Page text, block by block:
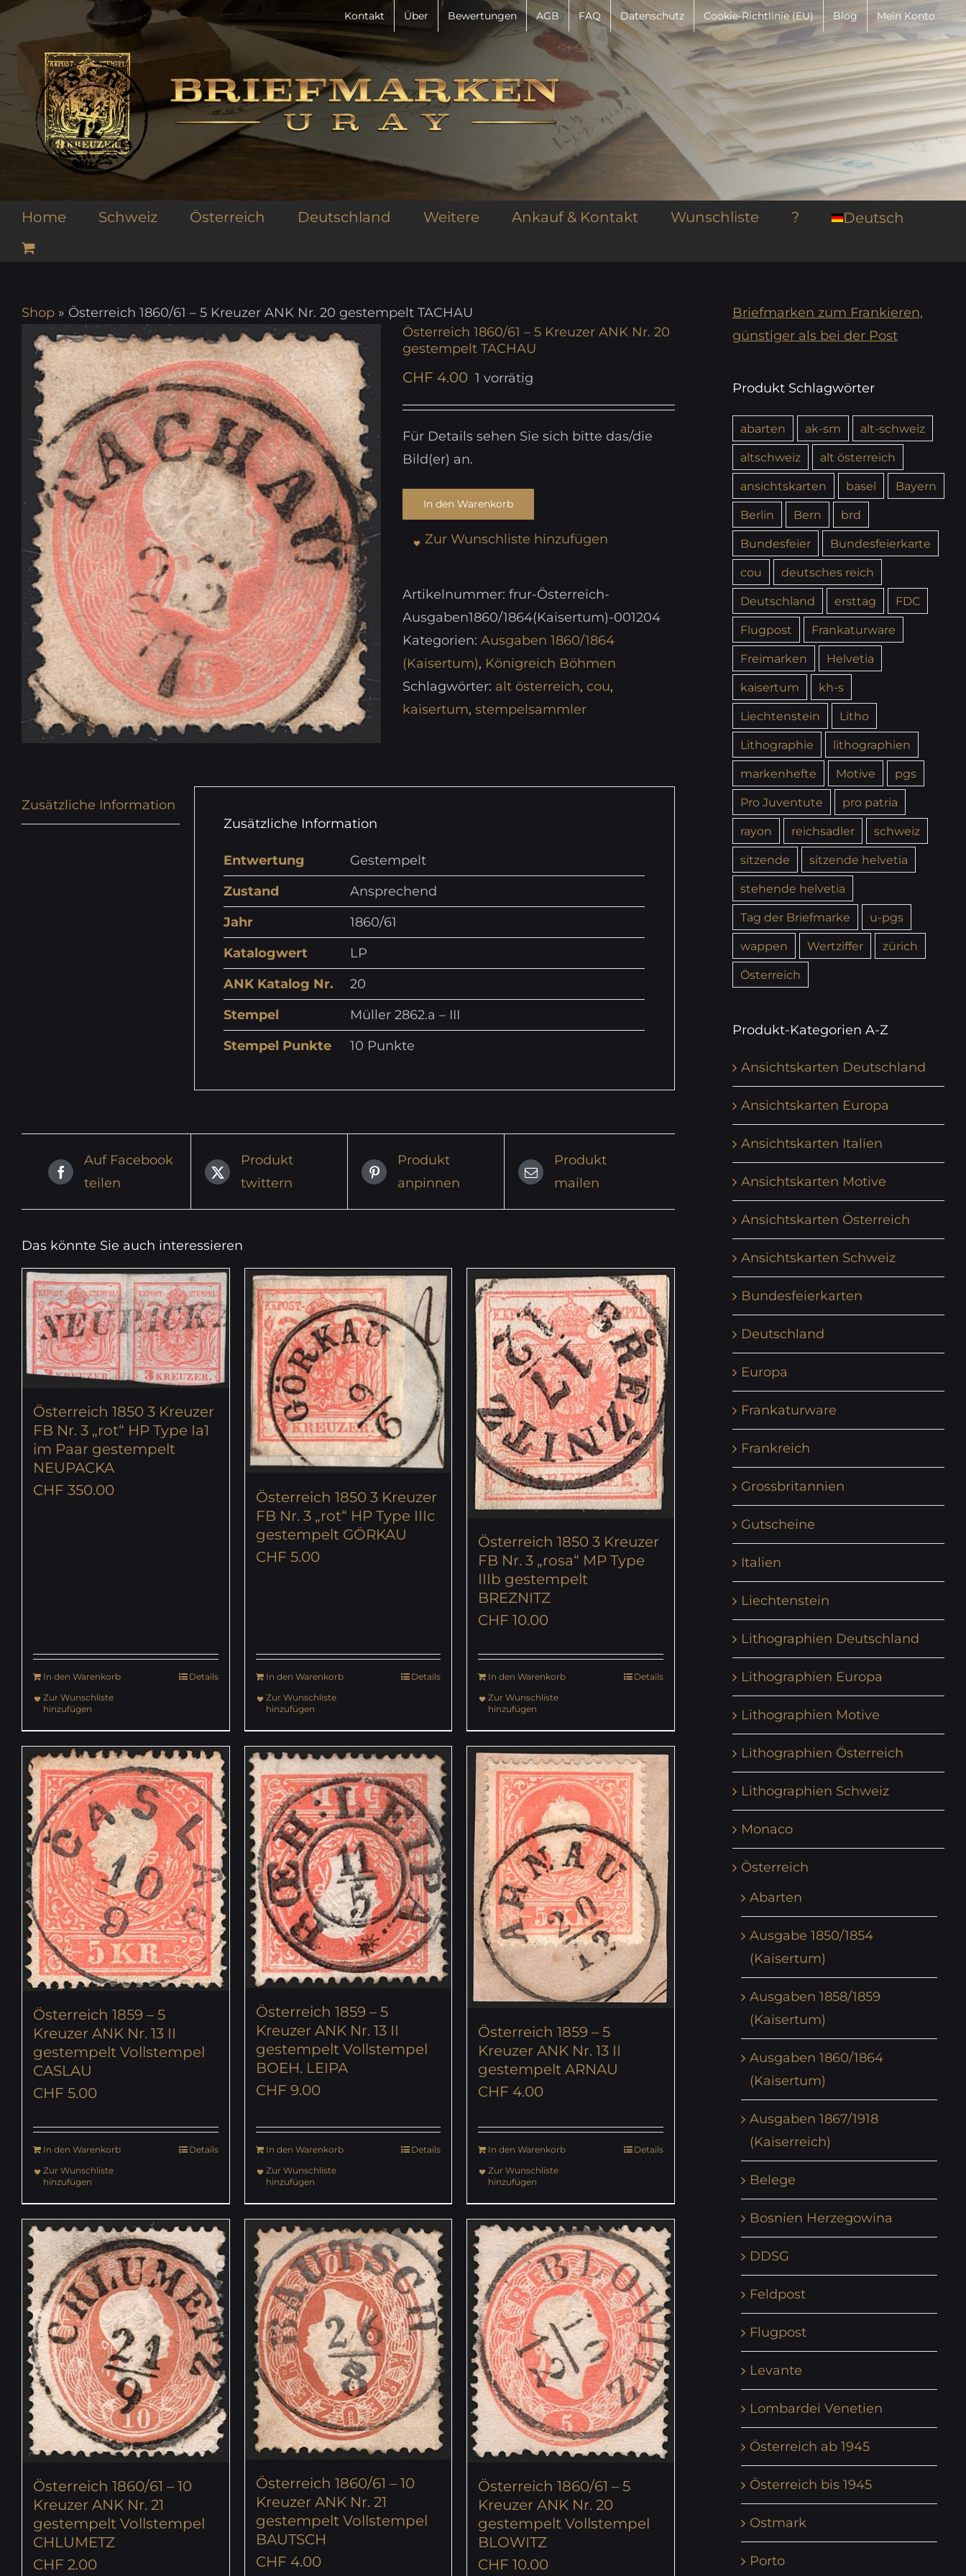
Zum
springen
Kontakt Über Bewertungen AGB FAQ Datenschutz Cookie-Richtlinie (EU) Blog Mein Konto
Home Schweiz Österreich Deutschland Weitere Ankauf & Kontakt Wunschliste ? Deutsch
Shop » Österreich 1860/61 – 5 Kreuzer ANK Nr. 20 gestempelt TACHAU
Österreich 1860/61 – 5 Kreuzer ANK Nr. 20
gestempelt TACHAU
CHF 4.00 1 vorrätig
Für Details sehen Sie sich bitte das/die
Bild(er) an.
In den Warenkorb
Zur Wunschliste hinzufügen
Artikelnummer: frur-Österreich-
Ausgaben1860/1864(Kaisertum)-001204
Kategorien: Ausgaben 1860/1864
(Kaisertum), Königreich Böhmen
Schlagwörter: alt österreich, cou,
kaisertum, stempelsammler
Zusätzliche Information
Zusätzliche Information
Entwertung
Gestempelt
Zustand
Ansprechend
Jahr
1860/61
Katalogwert
LP
ANK Katalog Nr.
20
Stempel
Müller 2862.a – III
Stempel Punkte
10 Punkte
Auf Facebook
teilen
Produkt
twittern
Produkt
anpinnen
Produkt
mailen
Das könnte Sie auch interessieren
Österreich 1850 3 Kreuzer
FB Nr. 3 „rot“ HP Type Ia1
im Paar gestempelt
NEUPACKA
CHF 350.00
In den Warenkorb
Details
Zur Wunschliste
hinzufügen
Österreich 1850 3 Kreuzer
FB Nr. 3 „rot“ HP Type IIIc
gestempelt GÖRKAU
CHF 5.00
In den Warenkorb
Details
Zur Wunschliste
hinzufügen
Österreich 1850 3 Kreuzer
FB Nr. 3 „rosa“ MP Type
IIIb gestempelt
BREZNITZ
CHF 10.00
In den Warenkorb
Details
Zur Wunschliste
hinzufügen
Österreich 1859 – 5
Kreuzer ANK Nr. 13 II
gestempelt Vollstempel
CASLAU
CHF 5.00
In den Warenkorb
Details
Zur Wunschliste
hinzufügen
Österreich 1859 – 5
Kreuzer ANK Nr. 13 II
gestempelt Vollstempel
BOEH. LEIPA
CHF 9.00
In den Warenkorb
Details
Zur Wunschliste
hinzufügen
Österreich 1859 – 5
Kreuzer ANK Nr. 13 II
gestempelt ARNAU
CHF 4.00
In den Warenkorb
Details
Zur Wunschliste
hinzufügen
Österreich 1860/61 – 10
Kreuzer ANK Nr. 21
gestempelt Vollstempel
CHLUMETZ
CHF 2.00
Österreich 1860/61 – 10
Kreuzer ANK Nr. 21
gestempelt Vollstempel
BAUTSCH
CHF 4.00
Österreich 1860/61 – 5
Kreuzer ANK Nr. 20
gestempelt Vollstempel
BLOWITZ
CHF 10.00
Briefmarken zum Frankieren,
günstiger als bei der Post
Produkt Schlagwörter
abarten ak-sm
alt-schweiz
altschweiz
alt österreich
ansichtskarten
basel
Bayern
Berlin
Bern
brd
Bundesfeier
Bundesfeierkarte
cou
deutsches reich
Deutschland
ersttag
FDC
Flugpost
Frankaturware
Freimarken
Helvetia
kaisertum
kh-s
Liechtenstein
Litho
Lithographie
lithographien
markenhefte
Motive
pgs
Pro Juventute
pro patria
rayon
reichsadler
schweiz
sitzende
sitzende helvetia
stehende helvetia
Tag der Briefmarke
u-pgs
wappen
Wertziffer
zürich
Österreich
Produkt-Kategorien A-Z
Ansichtskarten Deutschland
Ansichtskarten Europa
Ansichtskarten Italien
Ansichtskarten Motive
Ansichtskarten Österreich
Ansichtskarten Schweiz
Bundesfeierkarten
Deutschland
Europa
Frankaturware
Frankreich
Grossbritannien
Gutscheine
Italien
Liechtenstein
Lithographien Deutschland
Lithographien Europa
Lithographien Motive
Lithographien Österreich
Lithographien Schweiz
Monaco
Österreich
Abarten
Ausgabe 1850/1854
(Kaisertum)
Ausgaben 1858/1859
(Kaisertum)
Ausgaben 1860/1864
(Kaisertum)
Ausgaben 1867/1918
(Kaiserreich)
Belege
Bosnien Herzegowina
DDSG
Feldpost
Flugpost
Levante
Lombardei Venetien
Österreich ab 1945
Österreich bis 1945
Ostmark
Porto